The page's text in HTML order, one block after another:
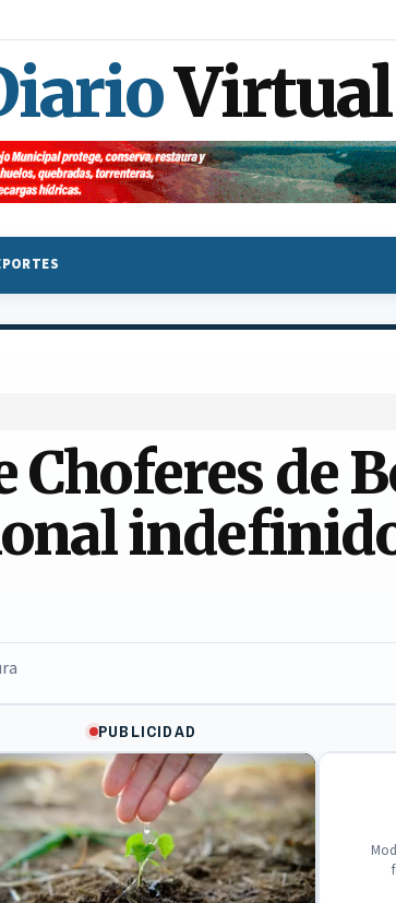
Virtual
Choferes de
PUBLICIDAD